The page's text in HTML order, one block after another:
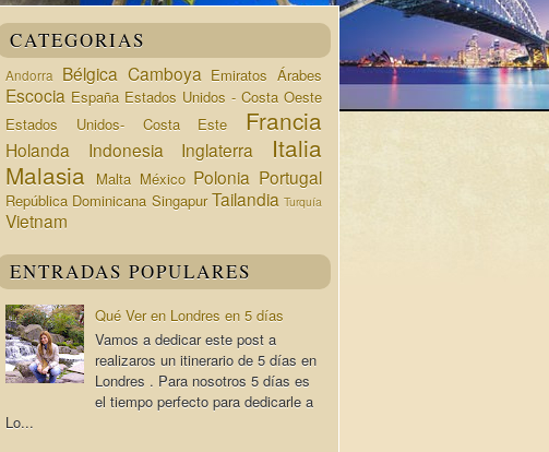
CATEGORIAS
Andorra Bélgica Camboya Emiratos Árabes
Escocia España Estados Unidos - Costa Oeste
Estados Unidos- Costa Este
Francia
Holanda Indonesia Inglaterra
Italia
Malasia
Malta México Polonia Portugal
República Dominicana Singapur Tailandia Turquía
Vietnam
ENTRADAS POPULARES
Qué Ver en Londres en 5 días
Vamos a dedicar este post a
realizaros un itinerario de 5 días en
Londres . Para nosotros 5 días es
el tiempo perfecto para dedicarle a
Lo...